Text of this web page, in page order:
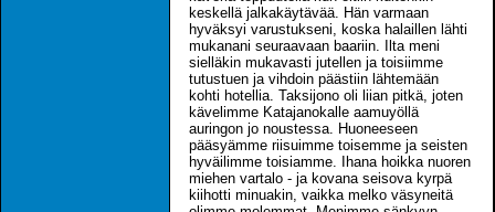
keskellä jalkakäytävää. Hän varmaan
hyväksyi varustukseni, koska halaillen lähti
mukanani seuraavaan baariin. Ilta meni
sielläkin mukavasti jutellen ja toisiimme
tutustuen ja vihdoin päästiin lähtemään
kohti hotellia. Taksijono oli liian pitkä, joten
kävelimme Katajanokalle aamuyöllä
auringon jo noustessa. Huoneeseen
pääsyämme riisuimme toisemme ja seisten
hyväilimme toisiamme. Ihana hoikka nuoren
miehen vartalo - ja kovana seisova kyrpä
kiihotti minuakin, vaikka melko väsyneitä